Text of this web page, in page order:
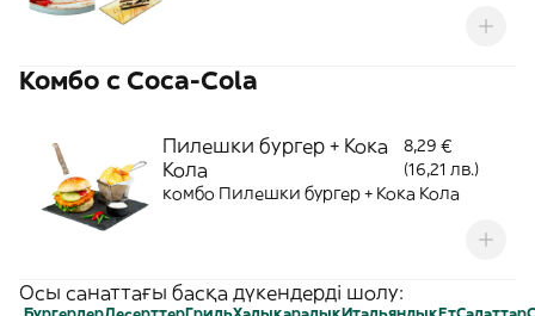
Koмбо с Coca-Cola
Пилешки бургер + Кока
Кола
8,29 €
(16,21 лв.)
комбо Пилешки бургер + Кока Кола
Осы санаттағы басқа дүкендерді шолу: